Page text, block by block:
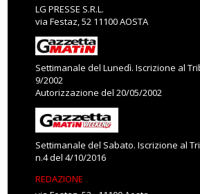
LG PRESSE S.R.L.
via Festaz, 52 11100 AOSTA
Settimanale del Lunedì. Iscrizione al
9/2002
Autorizzazione del 20/05/2002
Settimanale del Sabato. Iscrizione al
n.4 del 4/10/2016
REDAZIONE